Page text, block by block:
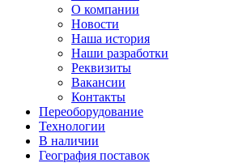
О компании
Новости
Наша история
Наши разработки
Реквизиты
Вакансии
Контакты
Переоборудование
Технологии
В наличии
География поставок